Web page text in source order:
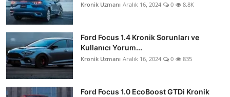
Kronik Uzmanı Aralık 16, 2024 0 8.8K
Ford Focus 1.4 Kronik Sorunları ve
Kullanıcı Yorum...
Kronik Uzmanı Aralık 16, 2024 0 835
Ford Focus 1.0 EcoBoost GTDi Kronik